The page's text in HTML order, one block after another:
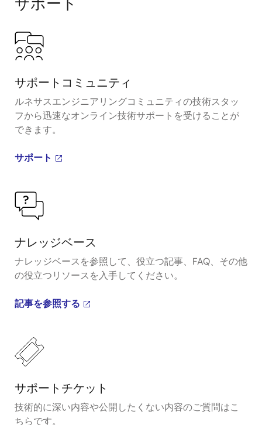
サポートコミュニティ
ルネサスエンジニアリングコミュニティの技術スタッ
フから迅速なオンライン技術サポートを受けることが
できます。
サポート
ナレッジベース
ナレッジベースを参照して、役立つ記事、FAQ、その他
の役立つリソースを入手してください。
記事を参照する
サポートチケット
技術的に深い内容や公開したくない内容のご質問はこ
ちらです。